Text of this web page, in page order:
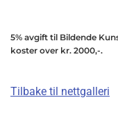
5% avgift til Bildende
koster over kr. 2000,-.
Tilbake til nettgalleri